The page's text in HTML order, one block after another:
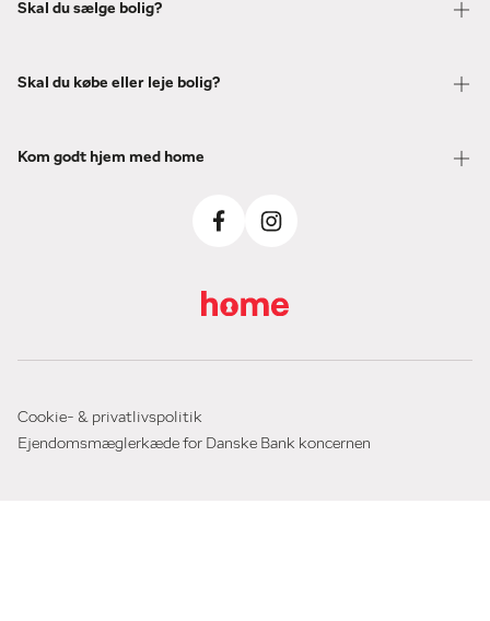
Skal du sælge bolig?
Skal du købe eller leje bolig?
Kom godt hjem med home
Cookie- & privatlivspolitik
Ejendomsmæglerkæde for Danske Bank koncernen